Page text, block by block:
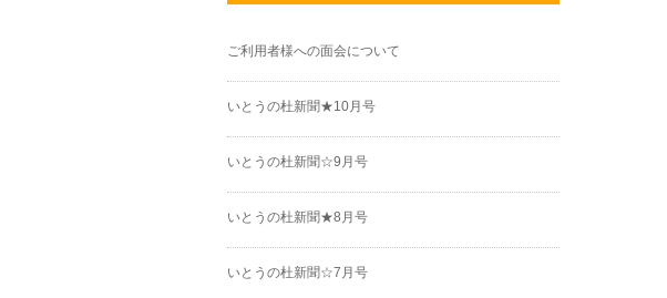
ご利用者様への面会について
いとうの杜新聞★10月号
いとうの杜新聞☆9月号
いとうの杜新聞★8月号
いとうの杜新聞☆7月号